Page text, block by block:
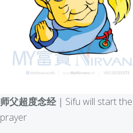
师父超度念经｜Sifu will start the
prayer